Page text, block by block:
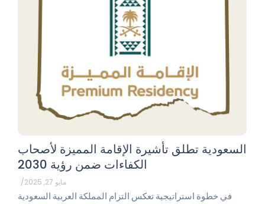
السعودية تطلق تأشيرة الإقامة المميزة لأصحاب
الكفاءات ضمن رؤية 2030
مايو 27, 2025 /
في خطوة استراتيجية تعكس التزام المملكة العربية السعودية